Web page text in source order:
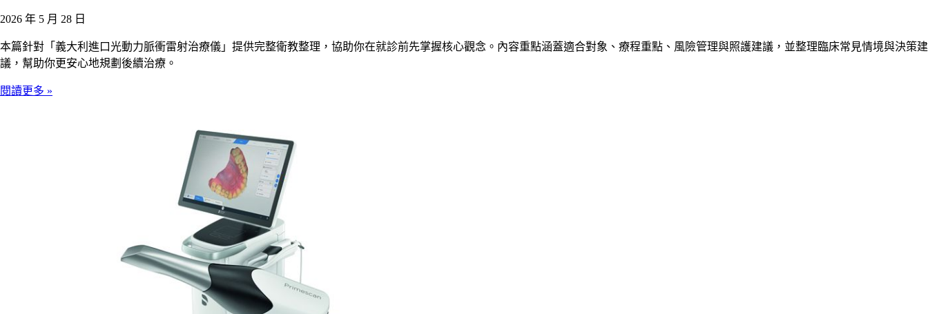
2026 年 5 月 28 日
本篇針對「義大利進口光動力脈衝雷射治療儀」提供完整衛教整理，協助你在就診前先掌握核心觀念。內容重點涵蓋適合對象、療程重點、風險管理與照護建議，並整理臨床常見情境與決策建
議，幫助你更安心地規劃後續治療。
閱讀更多 »